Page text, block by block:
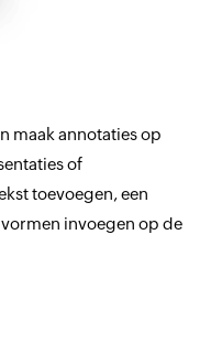
maak annotaties op
of
toevoegen, een
invoegen op de